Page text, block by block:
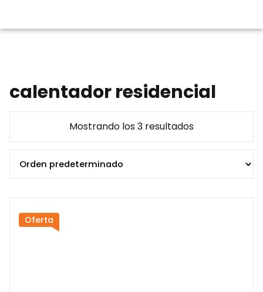
calentador residencial
Mostrando los 3 resultados
Oferta